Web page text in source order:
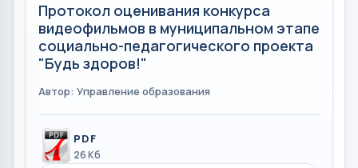
Протокол оценивания конкурса
видеофильмов в муниципальном этапе
социально-педагогического проекта
"Будь здоров!"
Автор: Управление образования
PDF
26 Кб